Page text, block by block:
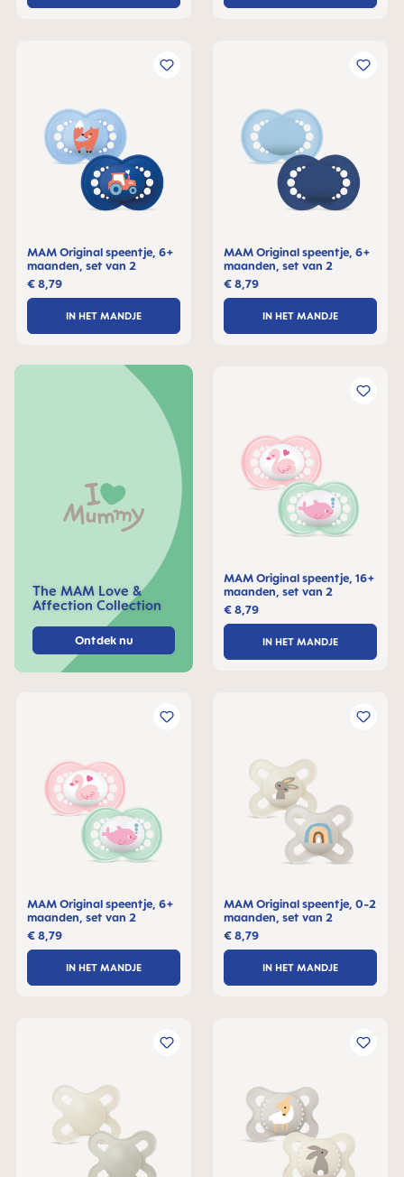
The MAM Love &
Affection Collection
Ontdek nu
MAM Original speentje, 6+
maanden, set van 2
€ 8,79
IN HET MANDJE
MAM Original speentje, 6+
maanden, set van 2
€ 8,79
IN HET MANDJE
MAM Original speentje, 16+
maanden, set van 2
€ 8,79
IN HET MANDJE
MAM Original speentje, 6+
maanden, set van 2
€ 8,79
IN HET MANDJE
MAM Original speentje, 0-2
maanden, set van 2
€ 8,79
IN HET MANDJE